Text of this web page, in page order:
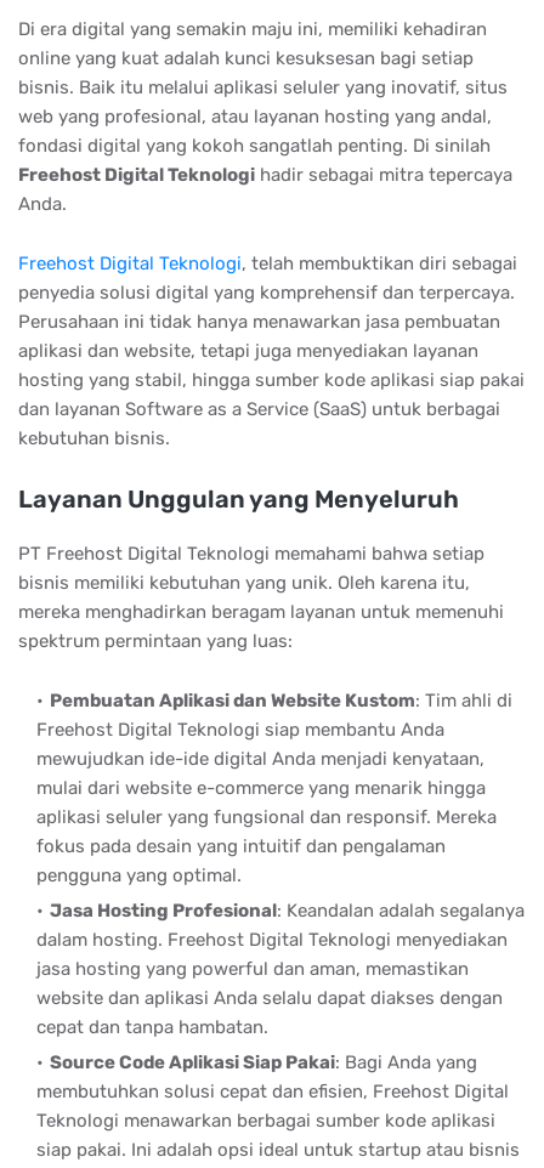
Di era digital yang semakin maju ini, memiliki kehadiran
online yang kuat adalah kunci kesuksesan bagi setiap
bisnis. Baik itu melalui aplikasi seluler yang inovatif, situs
web yang profesional, atau layanan hosting yang andal,
fondasi digital yang kokoh sangatlah penting. Di sinilah
Freehost Digital Teknologi hadir sebagai mitra tepercaya
Anda.
Freehost Digital Teknologi, telah membuktikan diri sebagai
penyedia solusi digital yang komprehensif dan terpercaya.
Perusahaan ini tidak hanya menawarkan jasa pembuatan
aplikasi dan website, tetapi juga menyediakan layanan
hosting yang stabil, hingga sumber kode aplikasi siap pakai
dan layanan Software as a Service (SaaS) untuk berbagai
kebutuhan bisnis.
Layanan Unggulan yang Menyeluruh
PT Freehost Digital Teknologi memahami bahwa setiap
bisnis memiliki kebutuhan yang unik. Oleh karena itu,
mereka menghadirkan beragam layanan untuk memenuhi
spektrum permintaan yang luas:
Pembuatan Aplikasi dan Website Kustom: Tim ahli di
Freehost Digital Teknologi siap membantu Anda
mewujudkan ide-ide digital Anda menjadi kenyataan,
mulai dari website e-commerce yang menarik hingga
aplikasi seluler yang fungsional dan responsif. Mereka
fokus pada desain yang intuitif dan pengalaman
pengguna yang optimal.
Jasa Hosting Profesional: Keandalan adalah segalanya
dalam hosting. Freehost Digital Teknologi menyediakan
jasa hosting yang powerful dan aman, memastikan
website dan aplikasi Anda selalu dapat diakses dengan
cepat dan tanpa hambatan.
Source Code Aplikasi Siap Pakai: Bagi Anda yang
membutuhkan solusi cepat dan efisien, Freehost Digital
Teknologi menawarkan berbagai sumber kode aplikasi
siap pakai. Ini adalah opsi ideal untuk startup atau bisnis